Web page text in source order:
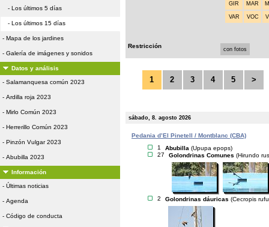
- Los últimos 5 días
- Los últimos 15 días
- Mapa de los jardines
- Galería de imágenes y sonidos
Datos y análisis
- Salamanquesa común 2023
- Ardilla roja 2023
- Mirlo Común 2023
- Herrerillo Común 2023
- Pinzón Vulgar 2023
- Abubilla 2023
Información
- Últimas noticias
- Agenda
- Código de conducta
GIR MAR
VAR VOC
Restricción con fotos
1 2 3 4 5 >
sábado, 8. agosto 2026
Pedania d’El Pinetell / Montblanc (CBA)
1
Abubilla (Upupa epops)
27
Golondrinas Comunes (Hirundo
2 Golondrinas dáuricas (Cecropis